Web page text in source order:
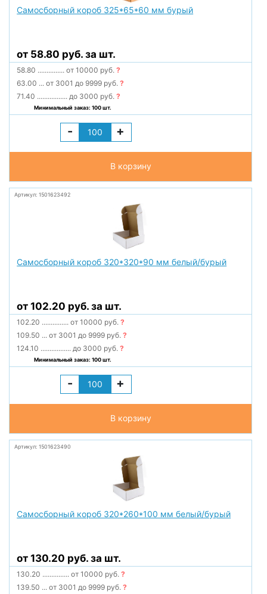
Самосборный короб 325*65*60 мм бурый
от 58.80 руб. за шт.
58.80 ............... от 10000 руб.?
63.00 ... от 3001 до 9999 руб.?
71.40 ................. до 3000 руб.?
Минимальный заказ: 100 шт.
- +
В корзину
Артикул: 1501623492
Самосборный короб 320*320*90 мм белый/бурый
от 102.20 руб. за шт.
102.20 ............... от 10000 руб.?
109.50 ... от 3001 до 9999 руб.?
124.10 ................. до 3000 руб.?
Минимальный заказ: 100 шт.
- +
В корзину
Артикул: 1501623490
Самосборный короб 320*260*100 мм белый/бурый
от 130.20 руб. за шт.
130.20 ............... от 10000 руб.?
139.50 ... от 3001 до 9999 руб.?